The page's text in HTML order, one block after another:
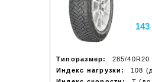
Типоразмер:
285/40R20
Индекс нагрузки:
108